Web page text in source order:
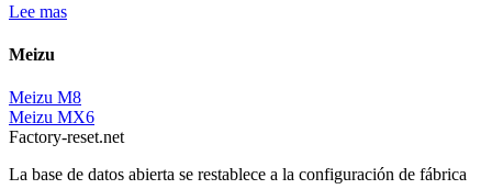
Lee mas
Meizu
Meizu M8
Meizu MX6
Factory-reset.net
La base de datos abierta se restablece a la configuración de fábrica